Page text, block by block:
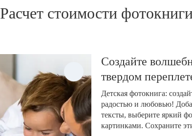
Расчет стоимости
Создайте
твердом
Детская фотокнига:
радостью и любовью!
тексты, выберите яркий
картинками. Сохраните